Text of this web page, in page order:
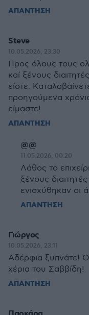
ΑΠΑΝΤΗΣΗ
Steve
10.05.2026, 23:30
Προς όλους τους
καί ξένους
είστε.
προηγούμενα
είμαστε!
ΑΠΑΝΤΗΣΗ
@@
11.05.2026, 00:20
Λάθος το
ξένους
ενισχύθηκαν οι
ΑΠΑΝΤΗΣΗ
Γιώργος
10.05.2026, 23:11
Αδέρφια ξυπνάτε!
χέρια του Σαββίδη!
ΑΠΑΝΤΗΣΗ